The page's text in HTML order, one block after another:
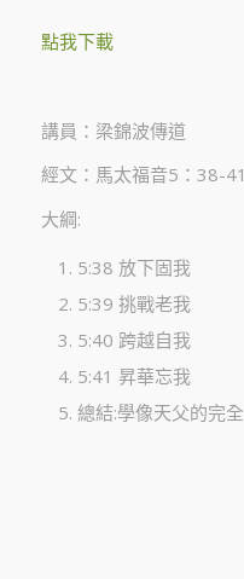
點我下載
講員：梁錦波傳道
經文：馬太福音5：38-41
大綱:
5:38 放下固我
5:39 挑戰老我
5:40 跨越自我
5:41 昇華忘我
總結:學像天父的完全